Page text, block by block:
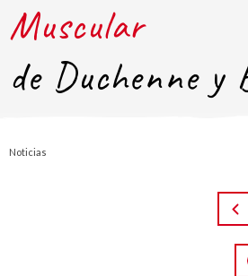
Muscular
de Duchenne y
Noticias